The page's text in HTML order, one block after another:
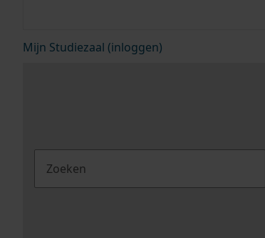
Mijn Studiezaal (inloggen)